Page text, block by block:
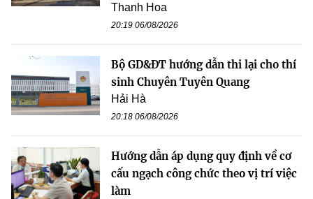
Thanh Hoa
20:19 06/08/2026
Bộ GD&ĐT hướng dẫn thi lại cho thí
sinh Chuyên Tuyên Quang
Hải Hà
20:18 06/08/2026
Hướng dẫn áp dụng quy định về cơ
cấu ngạch công chức theo vị trí việc
làm